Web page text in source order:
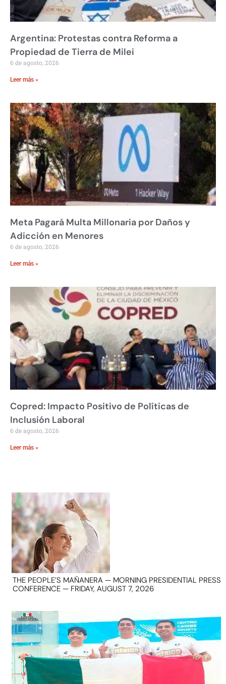
Argentina: Protestas contra Reforma a
Propiedad de Tierra de Milei
6 de agosto, 2026
Leer más »
Meta Pagará Multa Millonaria por Daños y
Adicción en Menores
6 de agosto, 2026
Leer más »
Copred: Impacto Positivo de Políticas de
Inclusión Laboral
6 de agosto, 2026
Leer más »
THE PEOPLE’S MAÑANERA — MORNING PRESIDENTIAL PRESS
CONFERENCE — FRIDAY, AUGUST 7, 2026